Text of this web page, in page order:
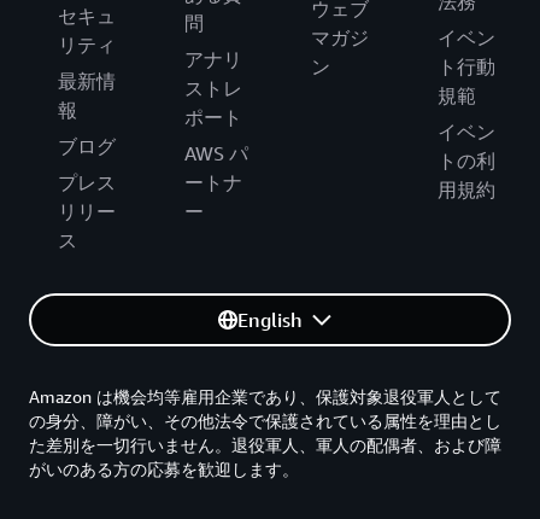
セキュ
リティ
最新情
報
ブログ
プレス
リリー
ス
問
アナリ
ストレ
ポート
AWS パ
ートナ
ー
ウェブ
マガジ
ン
イベン
ト行動
規範
イベン
トの利
用規約
English
Amazon は機会均等雇用企業であり、保護対象退役軍人として
の身分、障がい、その他法令で保護されている属性を理由とし
た差別を一切行いません。退役軍人、軍人の配偶者、および障
がいのある方の応募を歓迎します。